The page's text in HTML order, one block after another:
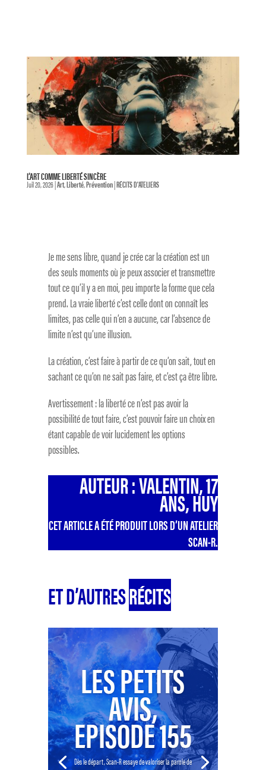
L’ART COMME LIBERTÉ SINCÈRE
Juil 20, 2026|Art,Liberté,Prévention|RÉCITS D'ATELIERS
Je me sens libre, quand je crée car la création est un
des seuls moments où je peux associer et transmettre
tout ce qu’il y a en moi, peu importe la forme que cela
prend. La vraie liberté c’est celle dont on connaît les
limites, pas celle qui n’en a aucune, car l’absence de
limite n’est qu’une illusion.
La création, c’est faire à partir de ce qu’on sait, tout en
sachant ce qu’on ne sait pas faire, et c’est ça être libre.
Avertissement : la liberté ce n’est pas avoir la
possibilité de tout faire, c’est pouvoir faire un choix en
étant capable de voir lucidement les options
possibles.
AUTEUR : VALENTIN, 17
ANS, HUY
CET ARTICLE A ÉTÉ PRODUIT LORS D’UN ATELIER
SCAN-R.
ET D’AUTRESRÉCITS
LES PETITS
AVIS,
EPISODE 155
Dès le départ, Scan-R essaye de valoriser la parole de